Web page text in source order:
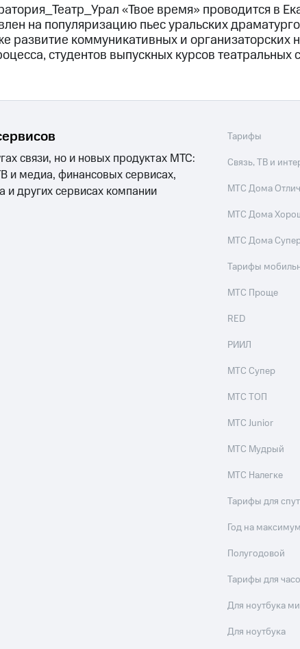
«Твое время» проводится в
на популяризацию пьес уральских
развитие коммуникативных и организаторских
студентов выпускных курсов театральных
связи, но и новых продуктах МТС:
и медиа, финансовых сервисах,
и других сервисах компании
Тарифы
Связь, ТВ и
МТС Дома
МТС Дома
МТС Дома
Тарифы
МТС Проще
RED
РИИЛ
МТС Супер
МТС ТОП
МТС Junior
МТС Мудрый
МТС Налегке
Тарифы для
Год на
Полугодовой
Тарифы для
Для ноутбука
Для ноутбука